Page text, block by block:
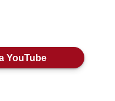
YouTube